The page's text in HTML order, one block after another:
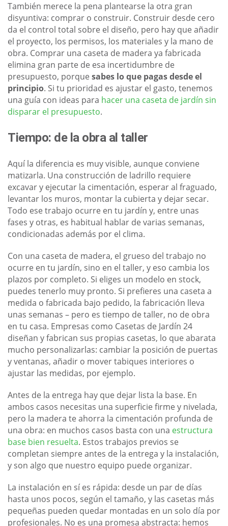
También merece la pena plantearse la otra gran
disyuntiva: comprar o construir. Construir desde cero
da el control total sobre el diseño, pero hay que añadir
el proyecto, los permisos, los materiales y la mano de
obra. Comprar una caseta de madera ya fabricada
elimina gran parte de esa incertidumbre de
presupuesto, porque sabes lo que pagas desde el
principio. Si tu prioridad es ajustar el gasto, tenemos
una guía con ideas para hacer una caseta de jardín sin
disparar el presupuesto.
Tiempo: de la obra al taller
Aquí la diferencia es muy visible, aunque conviene
matizarla. Una construcción de ladrillo requiere
excavar y ejecutar la cimentación, esperar al fraguado,
levantar los muros, montar la cubierta y dejar secar.
Todo ese trabajo ocurre en tu jardín y, entre unas
fases y otras, es habitual hablar de varias semanas,
condicionadas además por el clima.
Con una caseta de madera, el grueso del trabajo no
ocurre en tu jardín, sino en el taller, y eso cambia los
plazos por completo. Si eliges un modelo en stock,
puedes tenerlo muy pronto. Si prefieres una caseta a
medida o fabricada bajo pedido, la fabricación lleva
unas semanas – pero es tiempo de taller, no de obra
en tu casa. Empresas como Casetas de Jardín 24
diseñan y fabrican sus propias casetas, lo que abarata
mucho personalizarlas: cambiar la posición de puertas
y ventanas, añadir o mover tabiques interiores o
ajustar las medidas, por ejemplo.
Antes de la entrega hay que dejar lista la base. En
ambos casos necesitas una superficie firme y nivelada,
pero la madera te ahorra la cimentación profunda de
una obra: en muchos casos basta con una estructura
base bien resuelta. Estos trabajos previos se
completan siempre antes de la entrega y la instalación,
y son algo que nuestro equipo puede organizar.
La instalación en sí es rápida: desde un par de días
hasta unos pocos, según el tamaño, y las casetas más
pequeñas pueden quedar montadas en un solo día por
profesionales. No es una promesa abstracta: hemos